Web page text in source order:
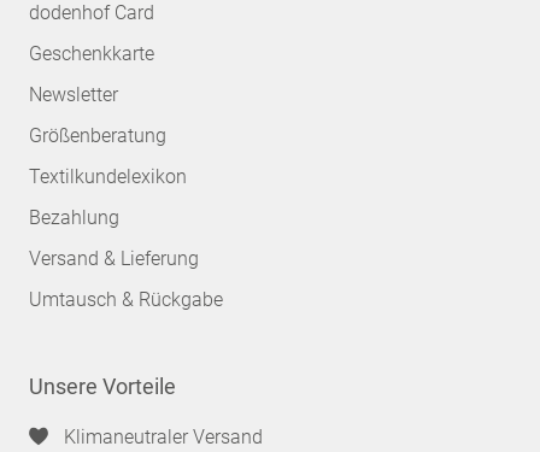
dodenhof Card
Geschenkkarte
Newsletter
Größenberatung
Textilkundelexikon
Bezahlung
Versand & Lieferung
Umtausch & Rückgabe
Unsere Vorteile
Klimaneutraler Versand